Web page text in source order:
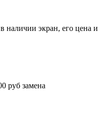
наличии экран, его цена и
руб замена